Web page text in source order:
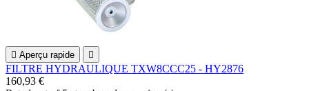
 Aperçu rapide 
FILTRE HYDRAULIQUE TXW8CCC25 - HY2876
160,93 €